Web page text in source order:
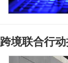
跨境联合行